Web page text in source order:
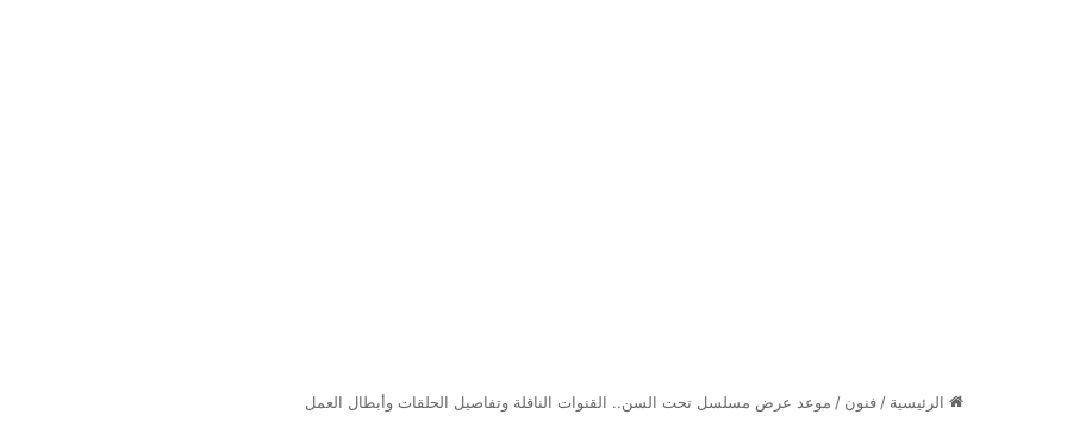
الرئيسية / فنون / موعد عرض مسلسل تحت السن.. القنوات الناقلة وتفاصيل الحلقات وأبطال العمل